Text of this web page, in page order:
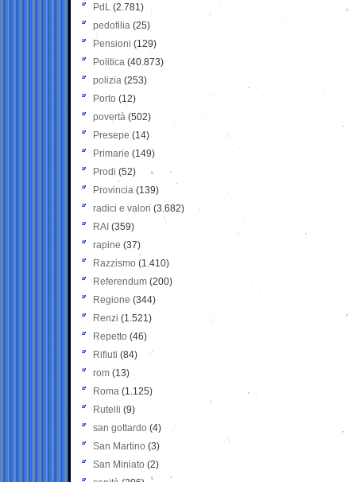
PdL (2.781)
pedofilia (25)
Pensioni (129)
Politica (40.873)
polizia (253)
Porto (12)
povertà (502)
Presepe (14)
Primarie (149)
Prodi (52)
Provincia (139)
radici e valori (3.682)
RAI (359)
rapine (37)
Razzismo (1.410)
Referendum (200)
Regione (344)
Renzi (1.521)
Repetto (46)
Rifiuti (84)
rom (13)
Roma (1.125)
Rutelli (9)
san gottardo (4)
San Martino (3)
San Miniato (2)